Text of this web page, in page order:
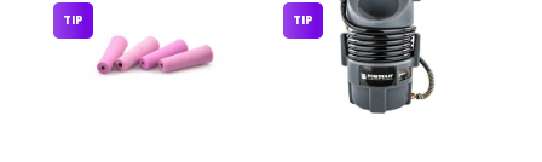
TIP TIP